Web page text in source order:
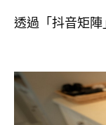
透過「抖音矩陣